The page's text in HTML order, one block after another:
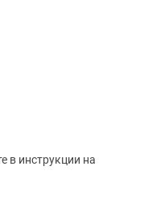
в инструкции на